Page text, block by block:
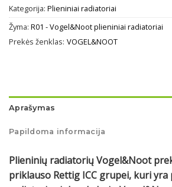
Kategorija: Plieniniai radiatoriai
Žyma: R01 - Vogel&Noot plieniniai radiatoriai
Prekės ženklas: VOGEL&NOOT
Aprašymas
Papildoma informacija
Plieninių radiatorių Vogel&Noot
priklauso Rettig ICC grupei, kuri yra